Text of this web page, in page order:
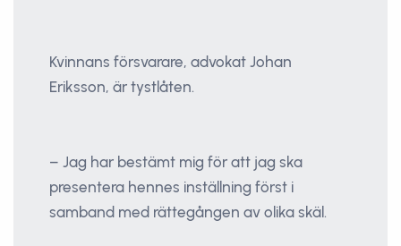
Kvinnans försvarare, advokat Johan
Eriksson, är tystlåten.
– Jag har bestämt mig för att jag ska
presentera hennes inställning först i
samband med rättegången av olika skäl.